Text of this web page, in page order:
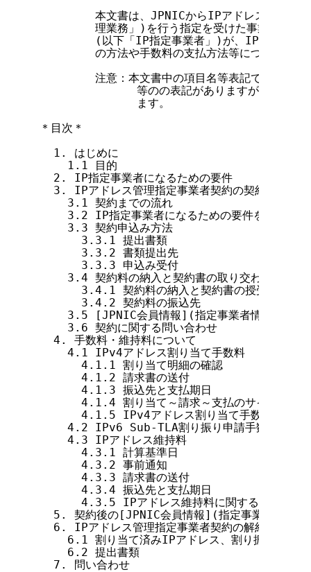
本文書は、JPNICからIPアドレス割り当て
理業務」)を行う指定を受けた事業者であ
(以下「IP指定事業者」)が、IP割り当て
の方法や手数料の支払方法等について解説
注意：本文書中の項目名等表記で、従来
等のの表記がありますが、この会
              ます。
＊目次＊
  1. はじめに
    1.1 目的
  2. IP指定事業者になるための要件
  3. IPアドレス管理指定事業者契約の契約案内
    3.1 契約までの流れ
3.2 IP指定事業者になるための要件を満たすに
    3.3 契約申込み方法
      3.3.1 提出書類
      3.3.2 書類提出先
      3.3.3 申込み受付
    3.4 契約料の納入と契約書の取り交わし
      3.4.1 契約料の納入と契約書の授受
      3.4.2 契約料の振込先
3.5 [JPNIC会員情報](指定事業者情報)登録
    3.6 契約に関する問い合わせ
  4. 手数料・維持料について
    4.1 IPv4アドレス割り当て手数料
      4.1.1 割り当て明細の確認
      4.1.2 請求書の送付
      4.1.3 振込先と支払期日
      4.1.4 割り当て～請求～支払のサイクル
4.1.5 IPv4アドレス割り当て手数料に関す
    4.2 IPv6 Sub-TLA割り振り申請手数料
    4.3 IPアドレス維持料
      4.3.1 計算基準日
      4.3.2 事前通知
      4.3.3 請求書の送付
      4.3.4 振込先と支払期日
4.3.5 IPアドレス維持料に関する問い合わ
5. 契約後の[JPNIC会員情報](指定事業者情報)
  6. IPアドレス管理指定事業者契約の解約案内
6.1 割り当て済みIPアドレス、割り振られたア
    6.2 提出書類
  7. 問い合わせ